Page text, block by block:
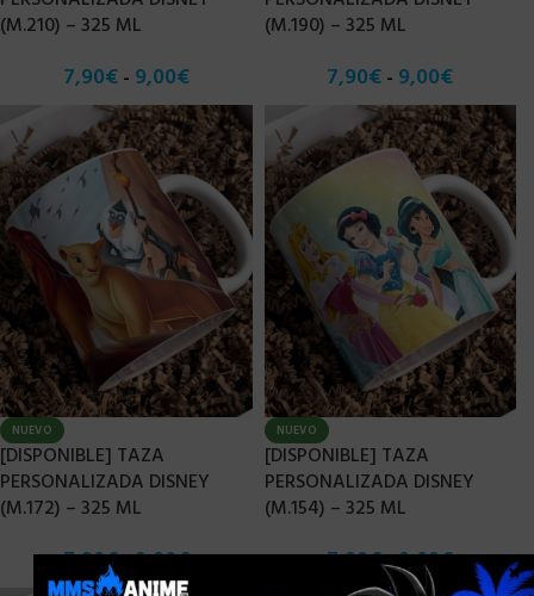
(M.210) – 325 ML
7,90€ - 9,00€
(M.190) – 325 ML
7,90€- 9,00€
NUEVO
[DISPONIBLE] TAZA
PERSONALIZADA DISNEY
(M.172) – 325 ML
7,90€-9,00€
NUEVO
[DISPONIBLE] TAZA
PERSONALIZADA DISNEY
(M.154) – 325 ML
7,90€-9,00€ ×